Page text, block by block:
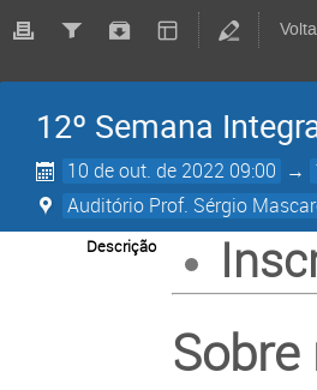
12º Semana
10 de out. de 2022 09:00 →
Auditório Prof. Sérgio
Descrição
Sobre